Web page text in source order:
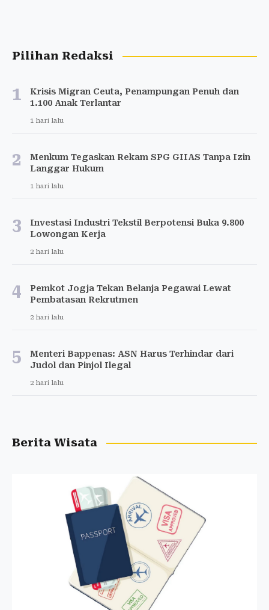
Pilihan Redaksi
1
Krisis Migran Ceuta, Penampungan Penuh dan
1.100 Anak Terlantar
1 hari lalu
2
Menkum Tegaskan Rekam SPG GIIAS Tanpa Izin
Langgar Hukum
1 hari lalu
3
Investasi Industri Tekstil Berpotensi Buka 9.800
Lowongan Kerja
2 hari lalu
4
Pemkot Jogja Tekan Belanja Pegawai Lewat
Pembatasan Rekrutmen
2 hari lalu
5
Menteri Bappenas: ASN Harus Terhindar dari
Judol dan Pinjol Ilegal
2 hari lalu
Berita Wisata